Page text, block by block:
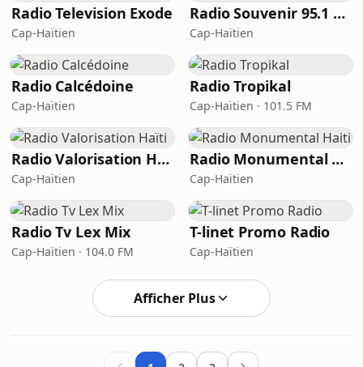
Radio Television Exode
Cap-Haïtien
Radio Souvenir 95.1 FM
Cap-Haïtien
Radio Calcédoine
Cap-Haïtien
Radio Tropikal
Cap-Haïtien · 101.5 FM
Radio Valorisation Haïti
Cap-Haïtien
Radio Monumental Haiti
Cap-Haïtien
Radio Tv Lex Mix
Cap-Haïtien · 104.0 FM
T-linet Promo Radio
Cap-Haïtien
Afficher Plus